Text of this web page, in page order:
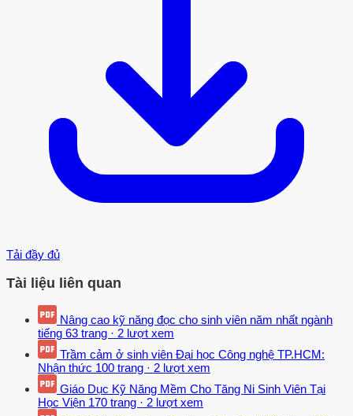
Tải đầy đủ
Tài liệu liên quan
Nâng cao kỹ năng đọc cho sinh viên năm nhất ngành
tiếng 63 trang · 2 lượt xem
Trầm cảm ở sinh viên Đại học Công nghệ TP.HCM:
Nhận thức 100 trang · 2 lượt xem
Giáo Dục Kỹ Năng Mềm Cho Tăng Ni Sinh Viên Tại
Học Viện 170 trang · 2 lượt xem